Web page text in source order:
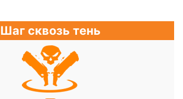
Шаг сквозь тень